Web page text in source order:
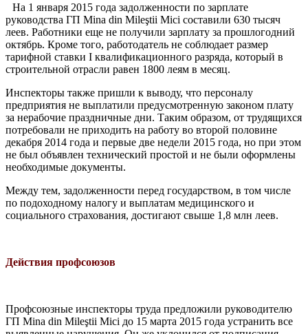
На 1 января 2015 года задолженности по зарплате
руководства ГП Mina din Mileştii Mici составили 630 тысяч
леев. Работники еще не получили зарплату за прошлогод­ний
октябрь. Кроме того, работодатель не соблюдает размер
тарифной ставки I ква­лификационного разряда, который в
строи­тельной отрасли равен 1800 леям в месяц.
Инспекторы также пришли к выводу, что персоналу
предприятия не выплатили пред­усмотренную законом плату
за нерабочие праздничные дни. Таким образом, от тру­дящихся
потребовали не приходить на ра­боту во второй половине
декабря 2014 года и первые две недели 2015 года, но при этом
не был объявлен технический простой и не были оформлены
необходимые документы.
Между тем, задолженности перед госу­дарством, в том числе
по подоходному нало­гу и выплатам медицинского и
социального страхования, достигают свыше 1,8 млн леев.
Действия профсоюзов
Профсоюзные инспекторы труда пред­ложили руководителю
ГП Mina din Mileştii Mici до 15 марта 2015 года устранить все